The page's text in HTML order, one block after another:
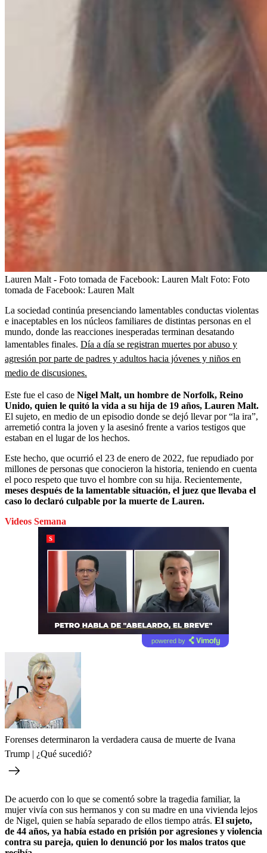
Lauren Malt - Foto tomada de Facebook: Lauren Malt Foto: Foto
tomada de Facebook: Lauren Malt
La sociedad continúa presenciando lamentables conductas violentas
e inaceptables en los núcleos familiares de distintas personas en el
mundo, donde las reacciones inesperadas terminan desatando
lamentables finales. Día a día se registran muertes por abuso y
agresión por parte de padres y adultos hacia jóvenes y niños en
medio de discusiones.
Este fue el caso de Nigel Malt, un hombre de Norfolk, Reino
Unido, quien le quitó la vida a su hija de 19 años, Lauren Malt.
El sujeto, en medio de un episodio donde se dejó llevar por “la ira”,
arremetió contra la joven y la asesinó frente a varios testigos que
estaban en el lugar de los hechos.
Este hecho, que ocurrió el 23 de enero de 2022, fue repudiado por
millones de personas que conocieron la historia, teniendo en cuenta
el poco respeto que tuvo el hombre con su hija. Recientemente,
meses después de la lamentable situación, el juez que llevaba el
caso lo declaró culpable por la muerte de Lauren.
Videos Semana
powered by
Forenses determinaron la verdadera causa de muerte de Ivana
Trump | ¿Qué sucedió?
De acuerdo con lo que se comentó sobre la tragedia familiar, la
mujer vivía con sus hermanos y con su madre en una vivienda lejos
de Nigel, quien se había separado de ellos tiempo atrás. El sujeto,
de 44 años, ya había estado en prisión por agresiones y violencia
contra su pareja, quien lo denunció por los malos tratos que